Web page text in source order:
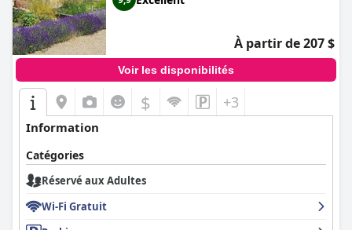
À partir de 207 $
Voir les disponibilités
$ +3
Information
Catégories
Réservé aux Adultes
Wi-Fi Gratuit